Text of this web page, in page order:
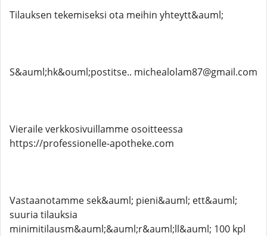
Tilauksen tekemiseksi ota meihin yhteytt&auml;
S&auml;hk&ouml;postitse.. michealolam87@gmail.com
Vieraile verkkosivuillamme osoitteessa
https://professionelle-apotheke.com
Vastaanotamme sek&auml; pieni&auml; ett&auml;
suuria tilauksia
minimitilausm&auml;&auml;r&auml;ll&auml; 100 kpl